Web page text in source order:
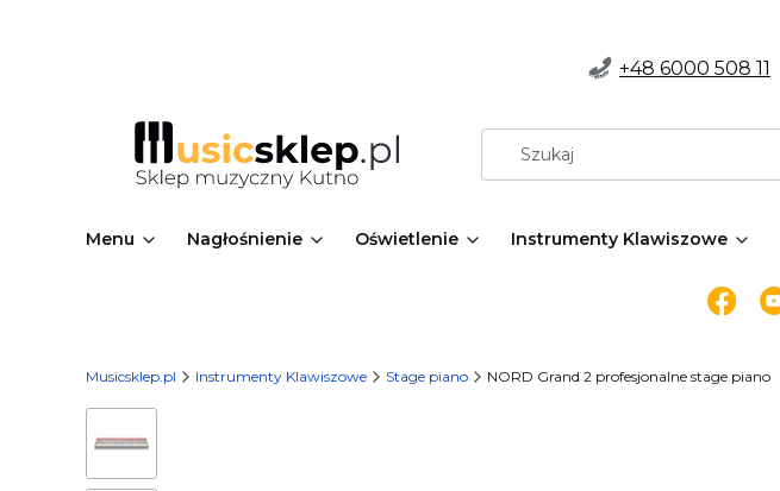
+48 6000 508 11
Menu Nagłośnienie Oświetlenie Instrumenty Klawiszowe
Musicsklep.pl Instrumenty Klawiszowe Stage piano NORD Grand 2 profesjonalne stage piano